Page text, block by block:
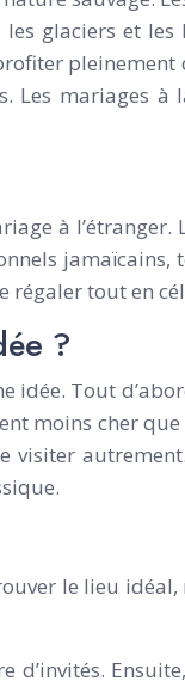
glaciers et
mariages
à
régaler tout en
?
idée. Tout
moins cher
visiter
le lieu
d’invités.